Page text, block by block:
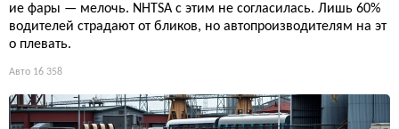
ие фары — мелочь. NHTSA с этим не согласилась. Лишь 60%
водителей страдают от бликов, но автопроизводителям на эт
о плевать.
Авто 16 358